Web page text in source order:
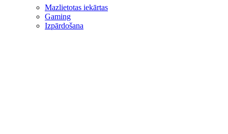
Mazlietotas iekārtas
Gaming
Izpārdošana